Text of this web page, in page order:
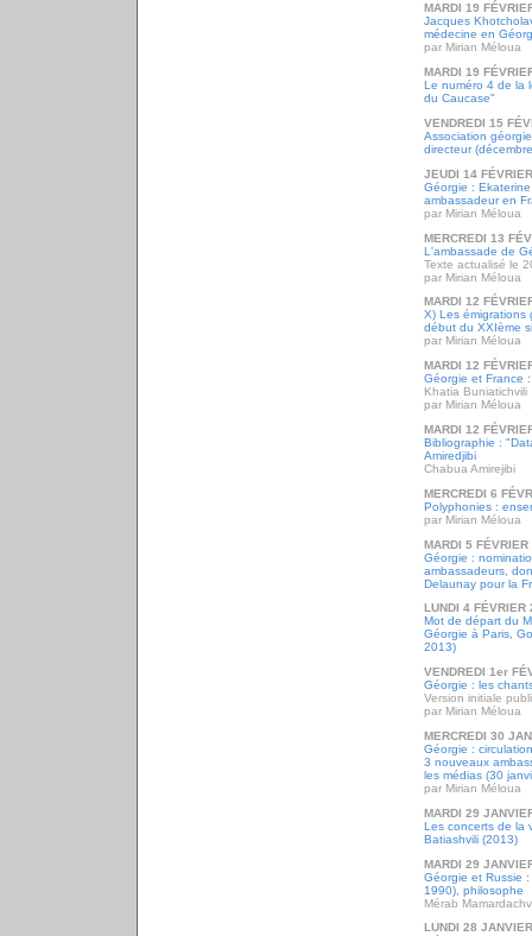
MARDI 19
Jacques
médecine en
par Mirian Méloua
MARDI 19
Le numéro 4 de la
du Caucase"
VENDREDI 15
Association
directeur
JEUDI 14
Géorgie :
ambassadeur en
par Mirian Méloua
MERCREDI 13
L'ambassade de
Texte actualisé le
par Mirian Méloua
MARDI 12
X) Les émigrations
début du XXIème
par Mirian Méloua
MARDI 12
Géorgie et France
Khatia Buniatichvili
par Mirian Méloua
MARDI 12
Bibliographie :
Amiredjibi
Chabua Amirejibi
MERCREDI 6
Polyphonies :
par Mirian Méloua
MARDI 5
Géorgie :
ambassadeurs,
Delaunay pour la
LUNDI 4 FÉVRIER
Mot de départ du
Géorgie à Paris,
2013)
VENDREDI 1er
Géorgie : les
Version initiale
par Mirian Méloua
MERCREDI 30
Géorgie :
3 nouveaux
les médias (30
par Mirian Méloua
MARDI 29
Les concerts de la
Batiashvili (2013)
MARDI 29
Géorgie et Russie
1990), philosophe
Mérab
LUNDI 28